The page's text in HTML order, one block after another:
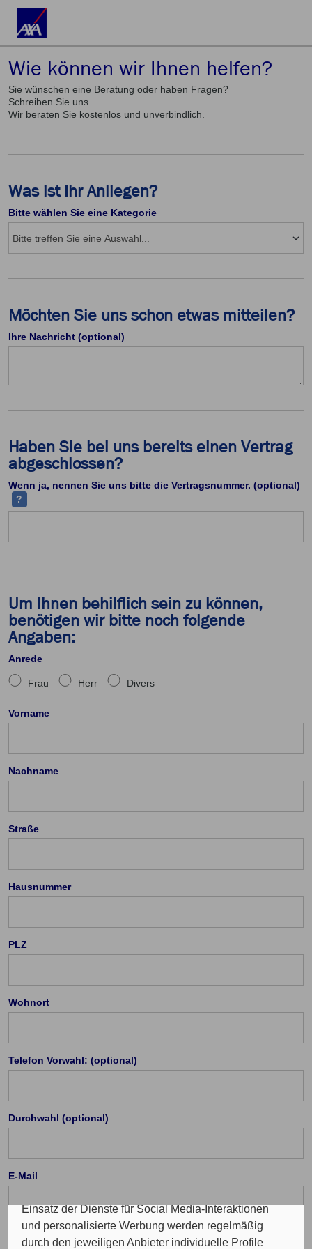
Die eingesetzten Cookies auf unserer Website
Nutzungsverhaltens, Social Media-Interaktionen, für
Programme sowie für personalisierte Werbung.
Insgesamt werden Ihre Daten an maximal sechs
Einsatz der Dienste für Social Media-Interaktionen
und personalisierte Werbung werden regelmäßig
durch den jeweiligen Anbieter individuelle Profile
Wie können wir Ihnen helfen?
Sie wünschen eine Beratung oder haben Fragen?
Schreiben Sie uns.
Wir beraten Sie kostenlos und unverbindlich.
Was ist Ihr Anliegen?
Bitte wählen Sie eine Kategorie
Möchten Sie uns schon etwas mitteilen?
Ihre Nachricht (optional)
Haben Sie bei uns bereits einen Vertrag
abgeschlossen?
Wenn ja, nennen Sie uns bitte die Vertragsnummer. (optional)
?
Um Ihnen behilflich sein zu können,
benötigen wir bitte noch folgende
Angaben:
Anrede
Frau Herr Divers
Vorname
Nachname
Straße
Hausnummer
PLZ
Wohnort
Telefon Vorwahl: (optional)
Durchwahl (optional)
E-Mail